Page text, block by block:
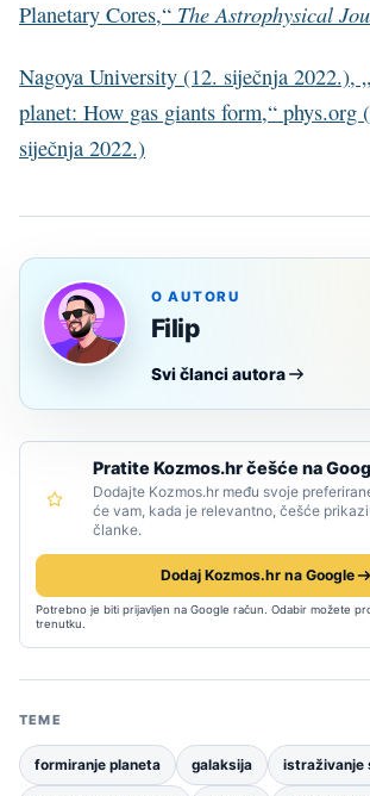
Planetary Cores,“ The Astrophysical
Nagoya University (12. siječnja 2022.),
planet: How gas giants form,“ phys.org
siječnja 2022.)
O AUTORU
Filip
Svi članci autora
Pratite Kozmos.hr češće na
Dodajte Kozmos.hr među svoje
će vam, kada je relevantno, češće
članke.
Dodaj Kozmos.hr na Google
Potrebno je biti prijavljen na Google račun. Odabir možete
trenutku.
TEME
formiranje planeta galaksija istraživanje